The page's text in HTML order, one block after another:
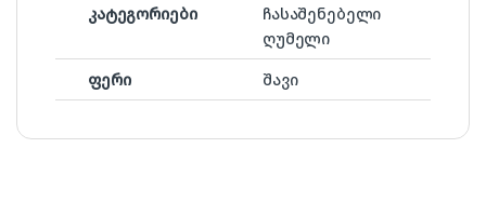
კატეგორიები
ჩასაშენებელი
ღუმელი
ფერი
შავი